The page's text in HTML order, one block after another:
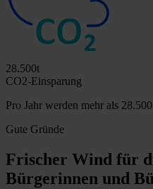
28.500t
CO2-Einsparung
Pro Jahr werden mehr als
Gute Gründe
Frischer Wind für
Bürgerinnen und